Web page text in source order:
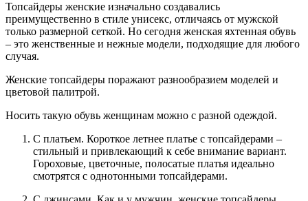
Топсайдеры женские изначально создавались
преимущественно в стиле унисекс, отличаясь от мужской
только размерной сеткой. Но сегодня женская яхтенная обувь
– это женственные и нежные модели, подходящие для любого
случая.
Женские топсайдеры поражают разнообразием моделей и
цветовой палитрой.
Носить такую обувь женщинам можно с разной одеждой.
С платьем. Короткое летнее платье с топсайдерами –
стильный и привлекающий к себе внимание вариант.
Гороховые, цветочные, полосатые платья идеально
смотрятся с однотонными топсайдерами.